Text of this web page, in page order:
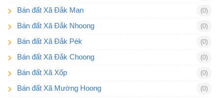
Bán đất Xã Đắk Man (0)
Bán đất Xã Đắk Nhoong (0)
Bán đất Xã Đắk Pék (0)
Bán đất Xã Đắk Choong (0)
Bán đất Xã Xốp (0)
Bán đất Xã Mường Hoong (0)